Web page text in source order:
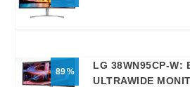
89
LG 38WN95CP-W:
ULTRAWIDE